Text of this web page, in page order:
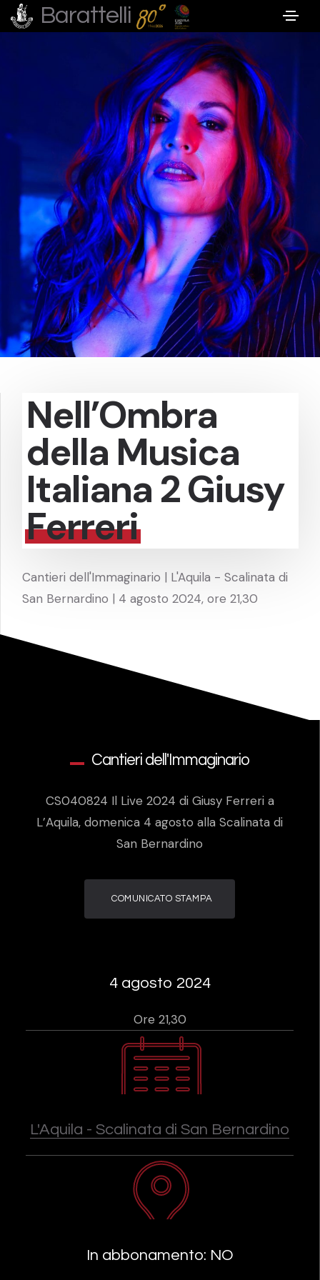
Barattelli
Nell’Ombra
della Musica
Italiana 2 Giusy
Ferreri
Cantieri dell'Immaginario | L'Aquila - Scalinata di
San Bernardino | 4 agosto 2024, ore 21,30
Cantieri dell'Immaginario
CS040824 Il Live 2024 di Giusy Ferreri a
L’Aquila, domenica 4 agosto alla Scalinata di
San Bernardino
COMUNICATO STAMPA
4 agosto 2024
Ore 21,30
L'Aquila - Scalinata di San Bernardino
In abbonamento: NO